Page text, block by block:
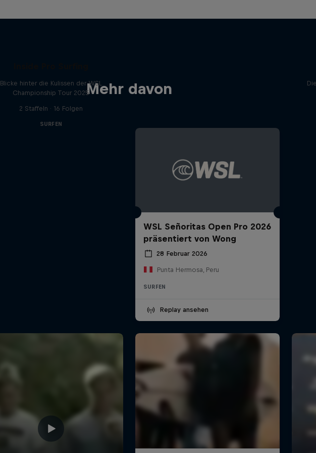
Mehr davon
Blicke hinter die Kulissen der WSL
Championship Tour 2025
2 Staffeln · 16 Folgen
SURFEN
WSL Señoritas Open Pro 2026
präsentiert von Wong
28 Februar 2026
Punta Hermosa, Peru
SURFEN
Replay ansehen